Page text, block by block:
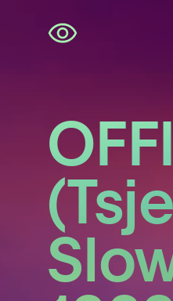
Navigatie
overslaan